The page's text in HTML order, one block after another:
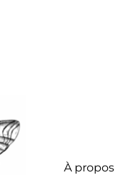
À propos